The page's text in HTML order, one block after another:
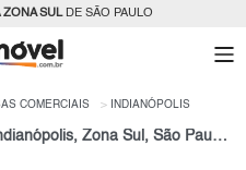
ZONA SULDE SÃO PAULO
COMERCIAIS INDIANÓPOLIS
Casas Comerciais à Venda em Indianópolis, Zona Sul, São Paulo, SP